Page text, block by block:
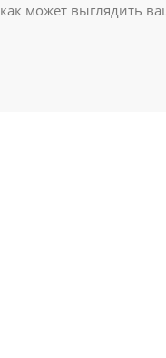
может выглядить